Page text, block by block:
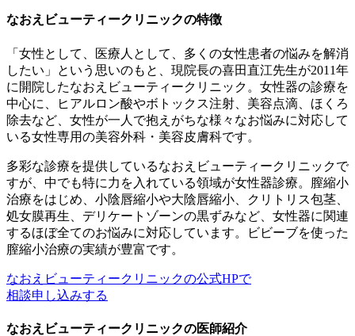
なおえビューティークリニックの特徴
「女性として、医療人として、多くの女性患者の悩みを解消
したい」という思いのもと、現院長の喜田直江先生が2011年
に開院したなおえビューティークリニック。女性器の診療を
中心に、ヒアルロン酸やボトックス注射、美容点滴、ほくろ
除去など、女性が一人で抱えがちな様々なお悩みに対応して
いる女性専用の美容外科・美容皮膚科です。
多彩な診療を提供しているなおえビューティークリニックで
すが、中でも特に力を入れている領域が女性器診療。膣縮小
治療をはじめ、小陰唇縮小や大陰唇縮小、クリトリス包茎、
処女膜再生、デリケートゾーンの黒ずみなど、女性器に関連
するほぼ全てのお悩みに対応しています。ビビーブを使った
膣縮小治療の実績が豊富です。
なおえビューティークリニックの公式HPで
相談申し込みする
なおえビューティークリニックの医師紹介